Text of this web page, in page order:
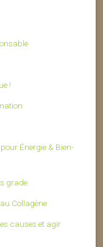
!
Énergie & Bien-
grade
Collagène
causes et agir